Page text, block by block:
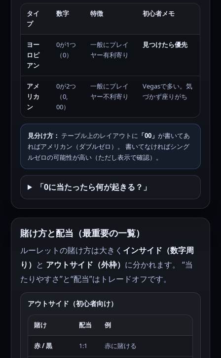
タイ
プ
数字 特徴 初心者メモ
ヨー
ロピ
アン
0が1つ
（0）
一般にプレイ
ヤー有利寄り
見つけたら優先
アメ
リカ
ン
0が2つ
（0,
00）
一般にプレイ
ヤー不利寄り
Vegasで多い。気
づかず座りがち
見分け方： テーブル上のレイアウトに 「00」 が書いてあ
ればアメリカン（ダブルゼロ）。 書いてなければシング
ルゼロの可能性が高い（ただし表示で確認）。
「0に当たったら何が起きる？」
賭け方と配当（最重要の一覧）
ルーレットの賭け方は大きく インサイド（数字周
り） と アウトサイド（外枠） に分かれます。 “当
たりやすさ”と“配当”はトレードオフです。
アウトサイド（初心者向け）
賭け 配当 例
赤 / 黒 1:1 赤に賭ける